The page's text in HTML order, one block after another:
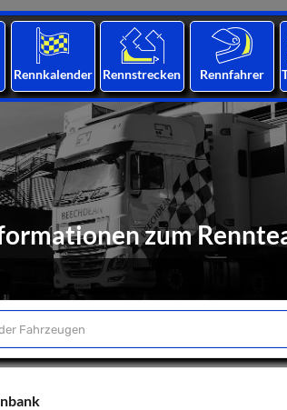
Rennkalender Rennstrecken Rennfahrer
zum